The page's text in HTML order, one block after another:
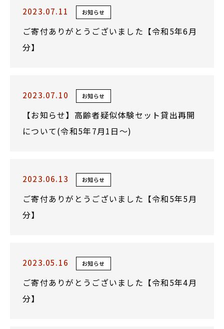
2023.07.11 お知らせ
ご寄付ありがとうございました【令和5年6月
分】
2023.07.10 お知らせ
【お知らせ】高齢者疑似体験セット貸出再開
について(令和5年7月1日～)
2023.06.13 お知らせ
ご寄付ありがとうございました【令和5年5月
分】
2023.05.16 お知らせ
ご寄付ありがとうございました【令和5年4月
分】